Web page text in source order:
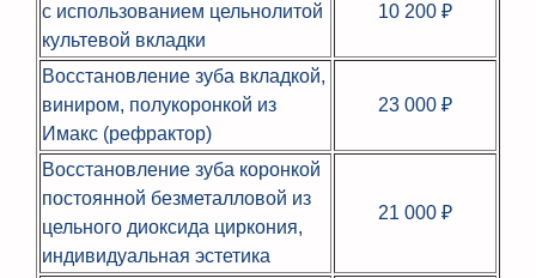
с использованием цельнолитой
культевой вкладки
10 200 ₽
Восстановление зуба вкладкой,
виниром, полукоронкой из
Имакс (рефрактор)
23 000 ₽
Восстановление зуба коронкой
постоянной безметалловой из
цельного диоксида циркония,
индивидуальная эстетика
21 000 ₽